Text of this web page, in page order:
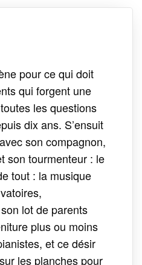
pour ce qui doit
qui forgent une
les questions
dix ans. S’ensuit
son compagnon,
son tourmenteur : le
tout : la musique
lot de parents
plus ou moins
et ce désir
les planches pour